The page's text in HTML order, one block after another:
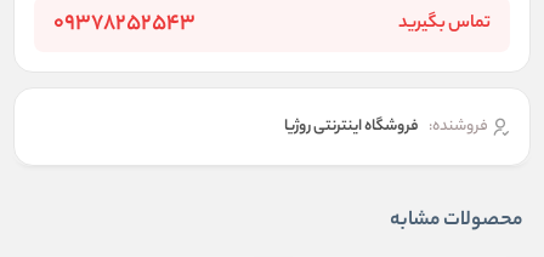
تماس بگیرید 09378252543
فروشنده: فروشگاه اینترنتی روژیا
محصولات مشابه